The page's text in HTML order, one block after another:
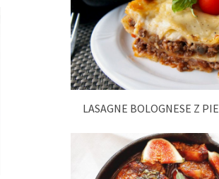
LASAGNE BOLOGNESE Z